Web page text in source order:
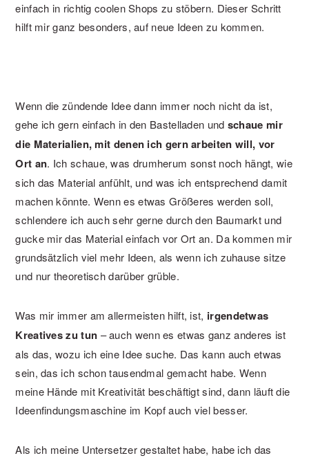
einfach in richtig coolen Shops zu stöbern. Dieser Schritt
hilft mir ganz besonders, auf neue Ideen zu kommen.
Wenn die zündende Idee dann immer noch nicht da ist,
gehe ich gern einfach in den Bastelladen und schaue mir
die Materialien, mit denen ich gern arbeiten will, vor
Ort an. Ich schaue, was drumherum sonst noch hängt, wie
sich das Material anfühlt, und was ich entsprechend damit
machen könnte. Wenn es etwas Größeres werden soll,
schlendere ich auch sehr gerne durch den Baumarkt und
gucke mir das Material einfach vor Ort an. Da kommen mir
grundsätzlich viel mehr Ideen, als wenn ich zuhause sitze
und nur theoretisch darüber grüble.
Was mir immer am allermeisten hilft, ist, irgendetwas
Kreatives zu tun – auch wenn es etwas ganz anderes ist
als das, wozu ich eine Idee suche. Das kann auch etwas
sein, das ich schon tausendmal gemacht habe. Wenn
meine Hände mit Kreativität beschäftigt sind, dann läuft die
Ideenfindungsmaschine im Kopf auch viel besser.
Als ich meine Untersetzer gestaltet habe, habe ich das